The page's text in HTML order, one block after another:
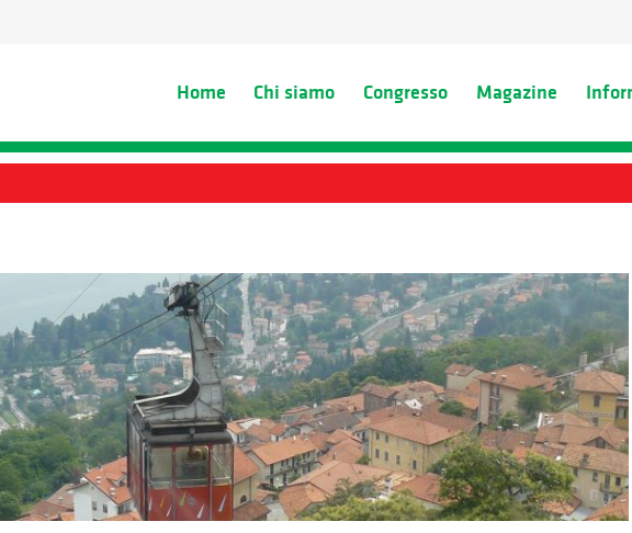
Home Chi siamo Congresso Magazine